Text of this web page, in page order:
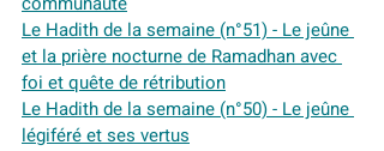
Le Hadith de la semaine (n°51) - Le jeûne
et la prière nocturne de Ramadhan avec
foi et quête de rétribution
Le Hadith de la semaine (n°50) - Le jeûne
légiféré et ses vertus